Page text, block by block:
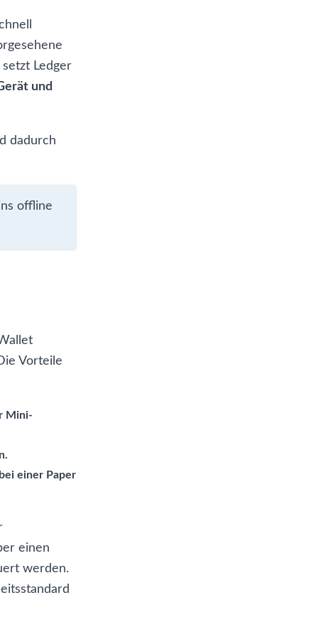
Ledger
und
dadurch
offline
Vorteile
Mini-
einer Paper
einen
werden.